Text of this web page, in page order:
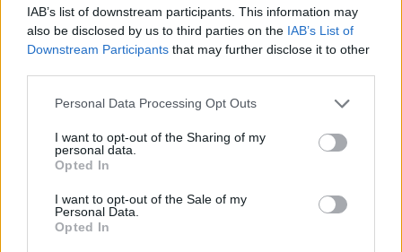
IAB’s list of downstream participants. This information may
also be disclosed by us to third parties on the IAB’s List of
Downstream Participants that may further disclose it to other
Please note that this website/app uses one or more Google
not limited to your visit or usage behaviour. You may click to
grant or deny consent to Google and its third-party tags to
use your data for below specified purposes in below Google
consent section.
Personal Data Processing Opt Outs
I want to opt-out of the Sharing of my
personal data.
Opted In
I want to opt-out of the Sale of my
Personal Data.
Opted In